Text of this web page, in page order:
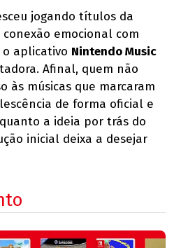
jogando títulos da
emocional com
aplicativo Nintendo Music
Afinal, quem não
às músicas que marcaram
de forma oficial e
a ideia por trás do
inicial deixa a desejar